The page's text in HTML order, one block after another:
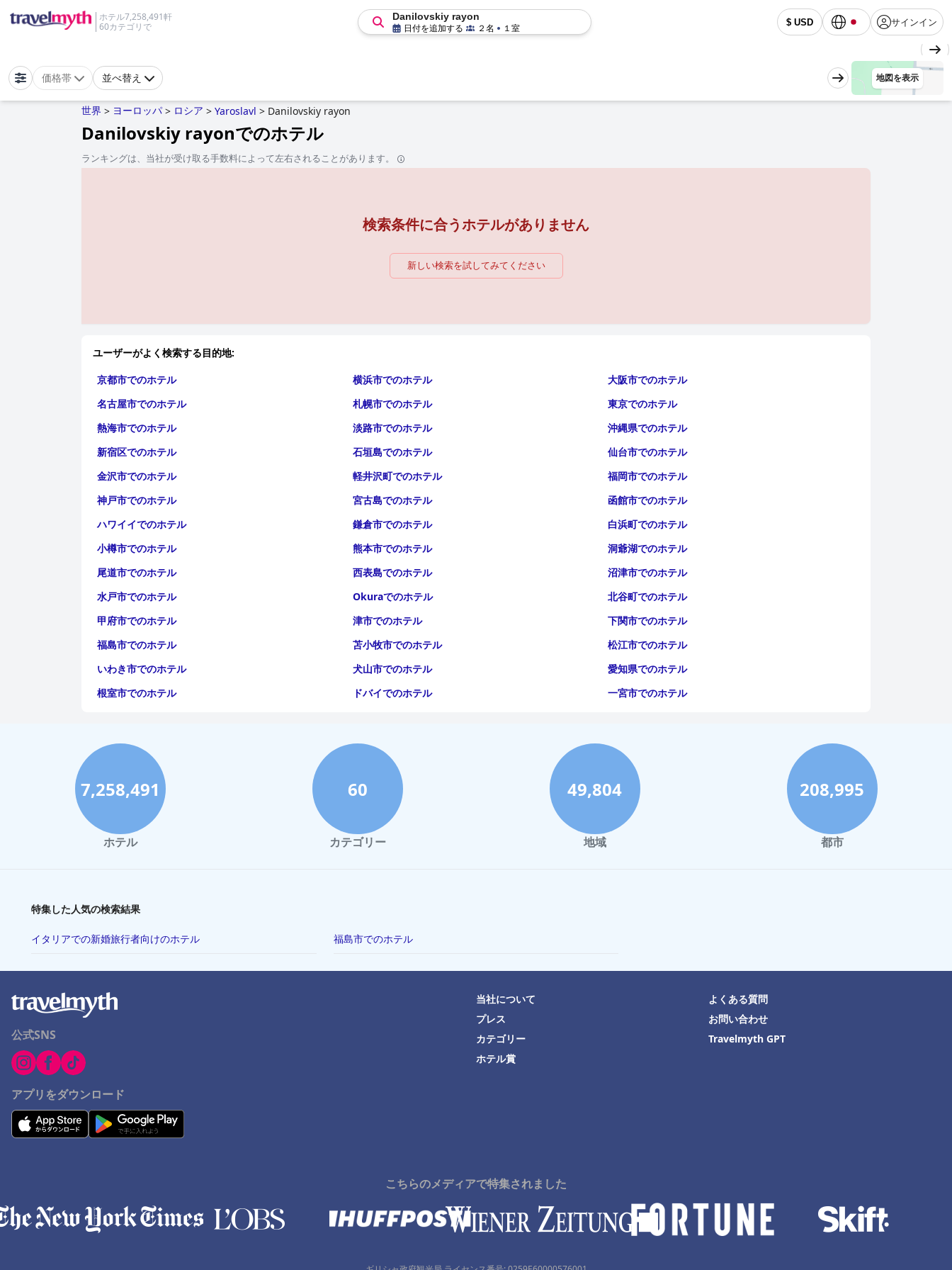
ホテル7,258,491軒
60カテゴリで
$ USD サインイン
Danilovskiy rayon
日付を追加する ２名 １室
価格帯 並べ替え 地図を表示
世界 > ヨーロッパ > ロシア > Yaroslavl > Danilovskiy rayon
Danilovskiy rayonでのホテル
ランキングは、当社が受け取る手数料によって左右されることがあります。
検索条件に合うホテルがありません
新しい検索を試してみてください
ユーザーがよく検索する目的地:
京都市でのホテル
横浜市でのホテル
大阪市でのホテル
名古屋市でのホテル
札幌市でのホテル
東京でのホテル
熱海市でのホテル
淡路市でのホテル
沖縄県でのホテル
新宿区でのホテル
石垣島でのホテル
仙台市でのホテル
金沢市でのホテル
軽井沢町でのホテル
福岡市でのホテル
神戸市でのホテル
宮古島でのホテル
函館市でのホテル
ハワイイでのホテル
鎌倉市でのホテル
白浜町でのホテル
小樽市でのホテル
熊本市でのホテル
洞爺湖でのホテル
尾道市でのホテル
西表島でのホテル
沼津市でのホテル
水戸市でのホテル
Okuraでのホテル
北谷町でのホテル
甲府市でのホテル
津市でのホテル
下関市でのホテル
福島市でのホテル
苫小牧市でのホテル
松江市でのホテル
いわき市でのホテル
犬山市でのホテル
愛知県でのホテル
根室市でのホテル
ドバイでのホテル 一宮市でのホテル
7,258,491
ホテル
60
カテゴリー
49,804
地域
208,995
都市
特集した人気の検索結果
イタリアでの新婚旅行者向けのホテル 福島市でのホテル
公式SNS
アプリをダウンロード
当社について
プレス
カテゴリー
ホテル賞
よくある質問
お問い合わせ
Travelmyth GPT
こちらのメディアで特集されました